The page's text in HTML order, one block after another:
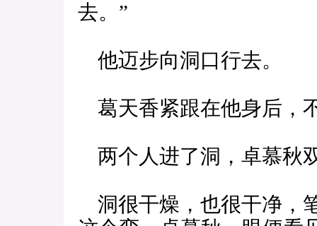
去。”
他迈步向洞口行去。
葛天香紧跟在他身后，
两个人进了洞，卓慕秋
洞很干燥，也很干净，